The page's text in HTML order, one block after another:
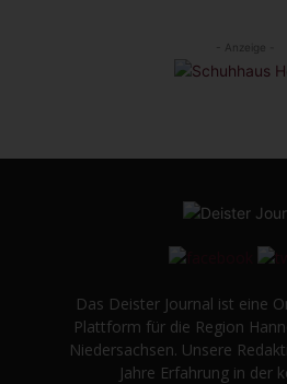
- Anzeige -
Das Deister Journal ist eine
Plattform für die Region
Niedersachsen. Unsere
Jahre Erfahrung in der